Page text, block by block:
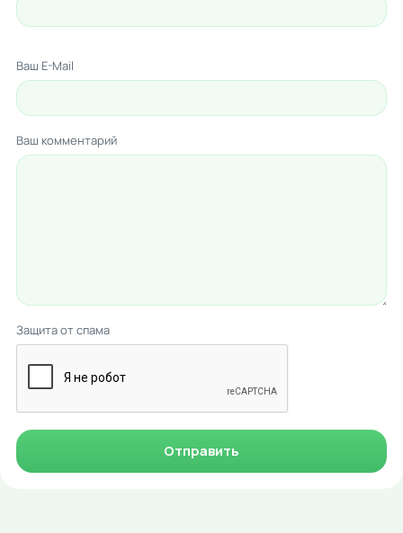
Ваш E-Mail
Ваш комментарий
Защита от спама
Отправить